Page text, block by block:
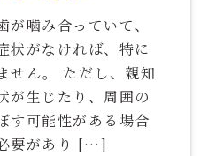
噛み合っていて、
状がなければ、特に
せん。 ただし、親知
が生じたり、周囲の
す可能性がある場合
要があり […]